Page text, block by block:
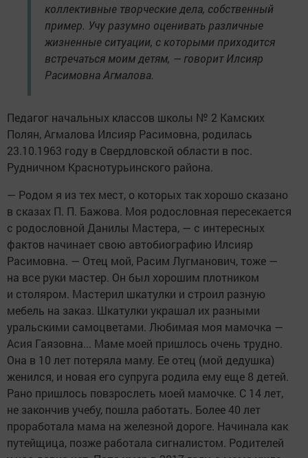
коллективные творческие дела, собственный
пример. Учу разумно оценивать различные
жизненные ситуации, с которыми приходится
встречаться моим детям, — говорит Илсияр
Расимовна Агмалова.
Педагог начальных классов школы № 2 Камских
Полян, Агмалова Илсияр Расимовна, родилась
23.10.1963 году в Свердловской области в пос.
Рудничном Краснотурьинского района.
— Родом я из тех мест, о которых так хорошо сказано
в сказах П. П. Бажова. Моя родословная пересекается
с родословной Данилы Мастера, — с интересных
фактов начинает свою автобиографию Илсияр
Расимовна. — Отец мой, Расим Лугманович, тоже —
на все руки мастер. Он был хорошим плотником
и столяром. Мастерил шкатулки и строил разную
мебель на заказ. Шкатулки украшал их разными
уральскими самоцветами. Любимая моя мамочка —
Асия Гаязовна... Маме моей пришлось очень трудно.
Она в 10 лет потеряла маму. Ее отец (мой дедушка)
женился, и новая его супруга родила ему еще 8 детей.
Рано пришлось повзрослеть моей мамочке. С 14 лет,
не закончив учебу, пошла работать. Более 40 лет
проработала мама на железной дороге. Начинала как
путейщица, позже работала сигналистом. Родителей